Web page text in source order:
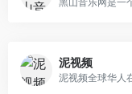
泥视频